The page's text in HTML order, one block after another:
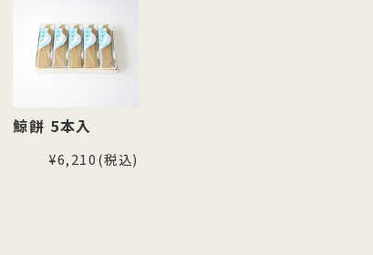
鯨餅 5本入
¥6,210(税込)